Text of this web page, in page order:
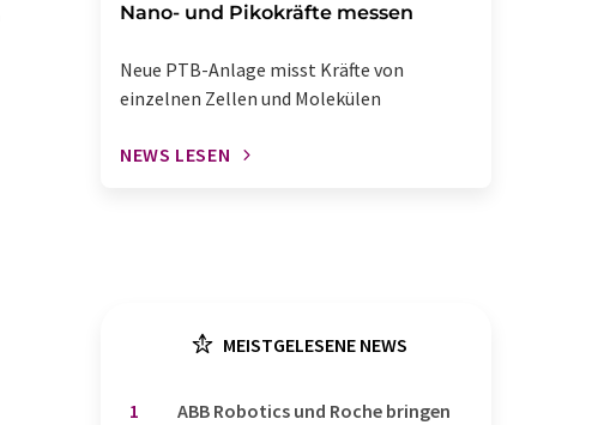
Nano- und Pikokräfte messen
Neue PTB-Anlage misst Kräfte von
einzelnen Zellen und Molekülen
NEWS LESEN
MEISTGELESENE NEWS
1
​​​​​​​ABB Robotics und Roche bringen